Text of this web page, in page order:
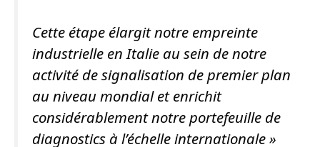
Cette étape élargit notre empreinte
industrielle en Italie au sein de notre
activité de signalisation de premier plan
au niveau mondial et enrichit
considérablement notre portefeuille de
diagnostics à l’échelle internationale»